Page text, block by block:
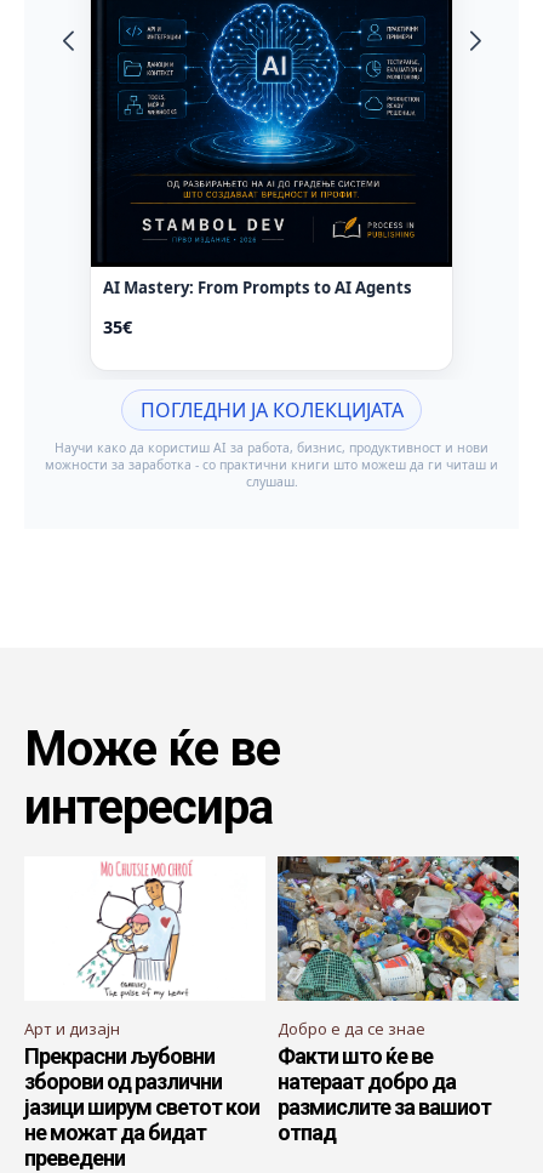
Може ќе ве
интересира
Арт и дизајн
Прекрасни љубовни
зборови од различни
јазици ширум светот кои
не можат да бидат
преведени
Добро е да се знае
Факти што ќе ве
натераат добро да
размислите за вашиот
отпад